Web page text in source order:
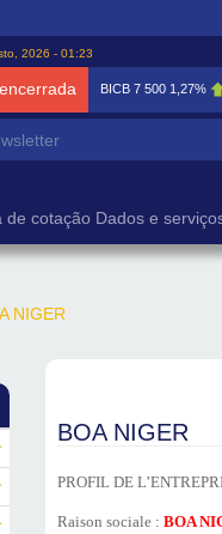
2026 - 01:23
BICB 7 500 1,27%
de cotação Dados e
NIGER
BOA NIGER
PROFIL DE
Raison sociale : BOA